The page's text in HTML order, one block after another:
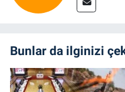
Bunlar da ilginizi